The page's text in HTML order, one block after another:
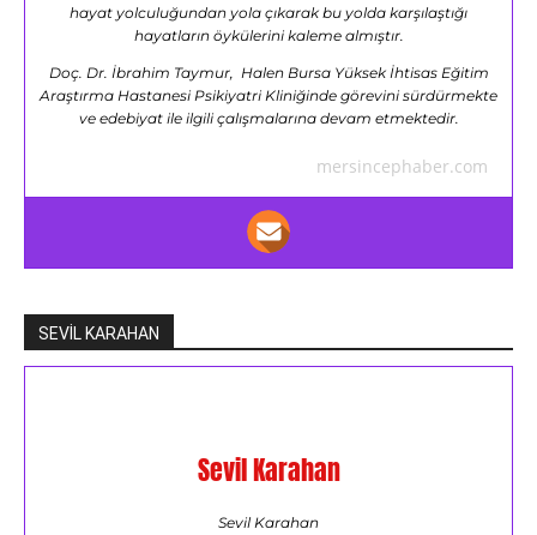
hayat yolculuğundan yola çıkarak bu yolda karşılaştığı
hayatların öykülerini kaleme almıştır.
Doç. Dr. İbrahim Taymur, Halen Bursa Yüksek İhtisas Eğitim
Araştırma Hastanesi Psikiyatri Kliniğinde görevini sürdürmekte
ve edebiyat ile ilgili çalışmalarına devam etmektedir.
mersincephaber.com
SEVİL KARAHAN
Sevil Karahan
Sevil Karahan